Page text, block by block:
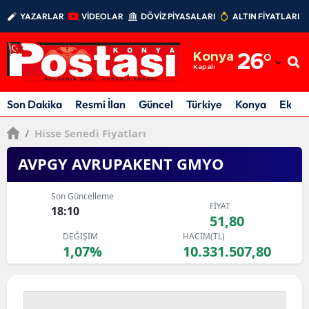
YAZARLAR VİDEOLAR DÖVİZ PİYASALARI ALTIN FİYATLARI
Konya
Kapalı 26°
Adıyaman
Afyonkarahisar
Ankara
Antalya
Artvin
Aydın
Balıkesir
Son Dakika Resmi İlan Güncel Türkiye Konya
/ Hisse Senedi Fiyatları
AVPGY AVRUPAKENT GMYO
Son Güncelleme
18:10 FİYAT
51,80
DEĞİŞİM
1,07%
HACİM(TL)
10.331.507,80